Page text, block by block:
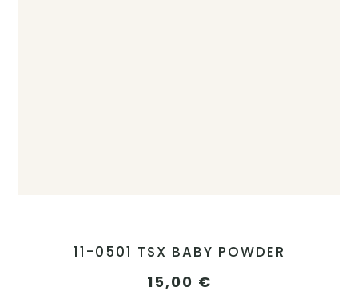
11-0501 TSX BABY POWDER
15,00 €